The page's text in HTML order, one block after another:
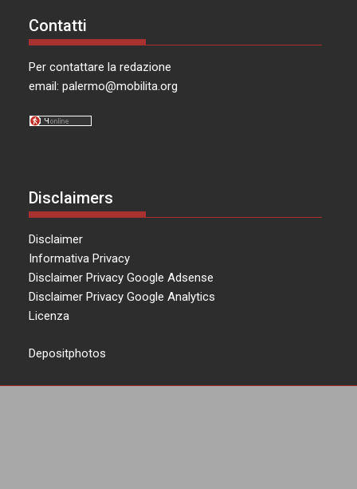
Contatti
Per contattare la redazione
email:palermo@mobilita.org
Disclaimers
Disclaimer
Informativa Privacy
Disclaimer Privacy Google Adsense
Disclaimer Privacy Google Analytics
Licenza
Depositphotos